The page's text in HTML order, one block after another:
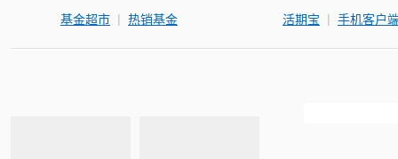
基金超市 | 热销基金 活期宝 | 手机客户